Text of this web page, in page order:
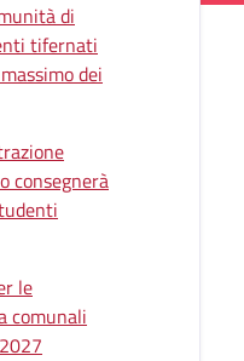
di
tifernati
dei
consegnerà
le
comunali